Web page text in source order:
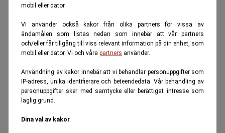
mobil eller dator.
Vi använder också kakor från olika partners för vissa av
ändamålen som listas nedan som innebär att vår partners
och/eller får tillgång till viss relevant information på din enhet, som
mobil eller dator. Vi och våra partners använder.
Användning av kakor innebär att vi behandlar personuppgifter som
IP-adress, unika identifierare och beteendedata. Vår behandling av
personuppgifter sker med samtycke eller berättigat intresse som
laglig grund.
Dina val av kakor